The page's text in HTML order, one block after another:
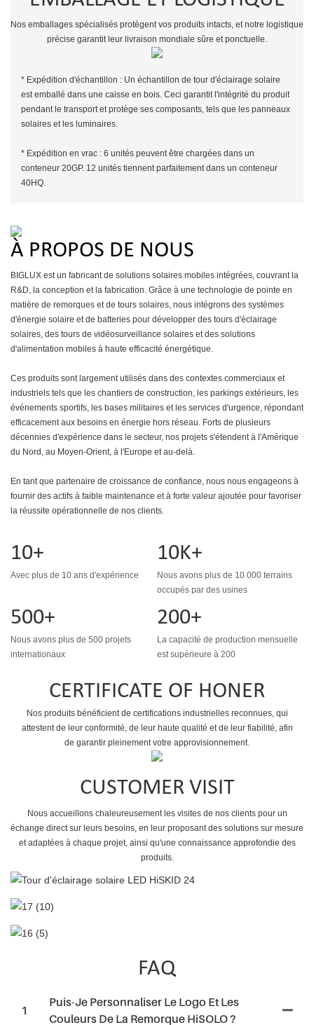
Nos emballages spécialisés protègent vos produits intacts, et notre logistique
précise garantit leur livraison mondiale sûre et ponctuelle.
* Expédition d'échantillon : Un échantillon de tour d'éclairage solaire
est emballé dans une caisse en bois. Ceci garantit l'intégrité du produit
pendant le transport et protège ses composants, tels que les panneaux
solaires et les luminaires.
* Expédition en vrac : 6 unités peuvent être chargées dans un
conteneur 20GP. 12 unités tiennent parfaitement dans un conteneur
40HQ.
À PROPOS DE NOUS
BIGLUX est un fabricant de solutions solaires mobiles intégrées, couvrant la
R&D, la conception et la fabrication. Grâce à une technologie de pointe en
matière de remorques et de tours solaires, nous intégrons des systèmes
d'énergie solaire et de batteries pour développer des tours d'éclairage
solaires, des tours de vidéosurveillance solaires et des solutions
d'alimentation mobiles à haute efficacité énergétique.
Ces produits sont largement utilisés dans des contextes commerciaux et
industriels tels que les chantiers de construction, les parkings extérieurs, les
événements sportifs, les bases militaires et les services d'urgence, répondant
efficacement aux besoins en énergie hors réseau. Forts de plusieurs
décennies d'expérience dans le secteur, nos projets s'étendent à l'Amérique
du Nord, au Moyen-Orient, à l'Europe et au-delà.
En tant que partenaire de croissance de confiance, nous nous engageons à
fournir des actifs à faible maintenance et à forte valeur ajoutée pour favoriser
la réussite opérationnelle de nos clients.
10+
Avec plus de 10 ans d'expérience
10K+
Nous avons plus de 10 000 terrains
occupés par des usines
500+
Nous avons plus de 500 projets
internationaux
200+
La capacité de production mensuelle
est supérieure à 200
CERTIFICATE OF HONER
Nos produits bénéficient de certifications industrielles reconnues, qui
attestent de leur conformité, de leur haute qualité et de leur fiabilité, afin
de garantir pleinement votre approvisionnement.
CUSTOMER VISIT
Nous accueillons chaleureusement les visites de nos clients pour un
échange direct sur leurs besoins, en leur proposant des solutions sur mesure
et adaptées à chaque projet, ainsi qu'une connaissance approfondie des
produits.
FAQ
1
Puis-Je Personnaliser Le Logo Et Les
Couleurs De La Remorque HiSOLO ?